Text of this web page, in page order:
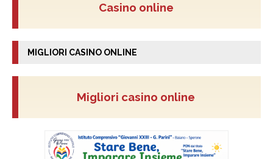
Casino online
MIGLIORI CASINO ONLINE
Migliori casino online